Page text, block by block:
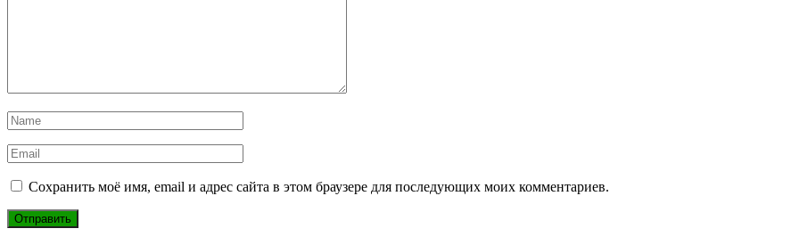
Сохранить моё имя, email и адрес сайта в этом браузере для последующих моих комментариев.